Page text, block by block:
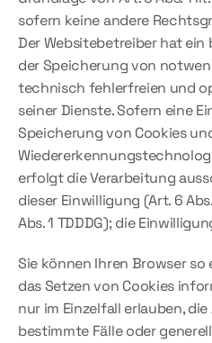
sofern keine andere
Der Websitebetreiber hat
der Speicherung von
technisch fehlerfreien und
seiner Dienste. Sofern eine
Speicherung von Cookies
erfolgt die Verarbeitung
dieser Einwilligung (Art. 6
Abs. 1 TDDDG); die
Sie können Ihren Browser so
das Setzen von Cookies
nur im Einzelfall erlauben,
bestimmte Fälle oder